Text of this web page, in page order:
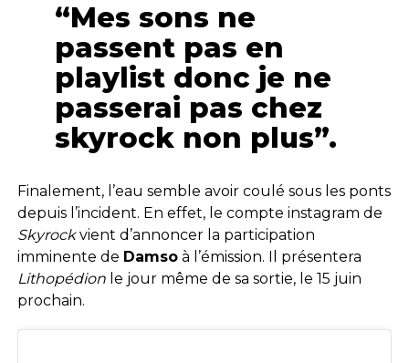
“Mes sons ne
passent pas en
playlist donc je ne
passerai pas chez
skyrock non plus”.
Finalement, l’eau semble avoir coulé sous les ponts
depuis l’incident. En effet, le compte instagram de
Skyrockvient d’annoncer la participation
imminente de Damsoà l’émission. Il présentera
Lithopédionle jour même de sa sortie, le 15 juin
prochain.